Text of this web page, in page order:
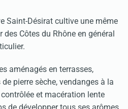
Saint-Désirat cultive une même
Côtes du Rhône en général
aménagés en terrasses,
pierre sèche, vendanges à la
et macération lente